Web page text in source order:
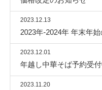
2023.12.13
2023年-2024年 年末年
2023.12.01
年越し中華そば予約受付
2023.11.20